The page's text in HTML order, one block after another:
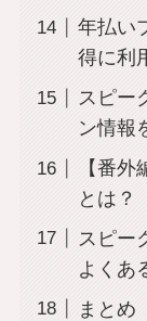
年払い
得に利
スピー
ン情報
【番
とは？
スピー
よくあ
まとめ